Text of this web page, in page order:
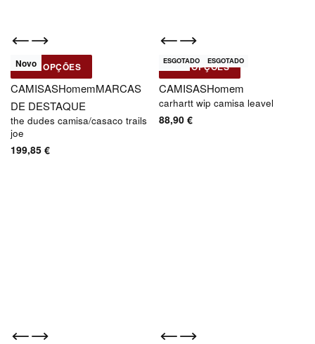
Novo
VER OPÇÕES
The Dudes
CAMISASHomemMARCAS
DE DESTAQUE
the dudes camisa/casaco trails
joe
199,85 €
Novo
ESGOTADO ESGOTADO
VER OPÇÕES
Carhartt WIP
CAMISASHomem
carhartt wip camisa leavel
88,90 €